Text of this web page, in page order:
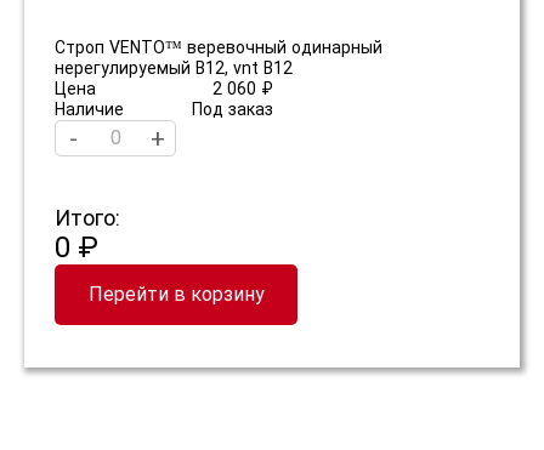
Строп VENTO™ веревочный одинарный
нерегулируемый B12, vnt B12
Цена
2 060 ₽
Наличие
Под заказ
- +
Итого:
0 ₽
Перейти в корзину